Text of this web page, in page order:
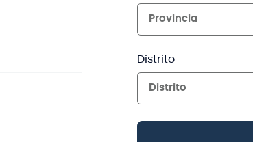
Provincia
Distrito
Distrito